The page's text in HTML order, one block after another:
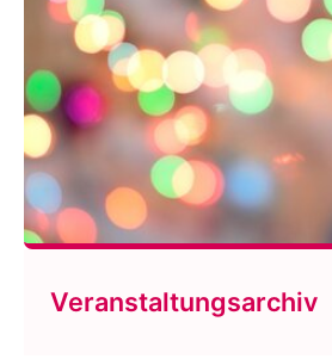
Veranstaltungsarchiv